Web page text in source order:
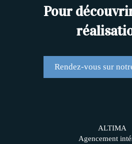
Pour
Rendez-vous sur
ALTIMA
Agencement